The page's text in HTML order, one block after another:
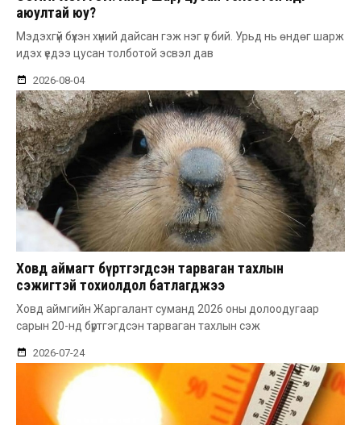
аюултай юу?
Мэдэхгүй бүхэн хүний дайсан гэж нэг үг бий. Урьд нь өндөг шарж
идэх үедээ цусан толботой эсвэл дав
2026-08-04
Ховд аймагт бүртгэгдсэн тарваган тахлын
сэжигтэй тохиолдол батлагджээ
Ховд аймгийн Жаргалант суманд 2026 оны долоодугаар
сарын 20-нд бүртгэгдсэн тарваган тахлын сэж
2026-07-24